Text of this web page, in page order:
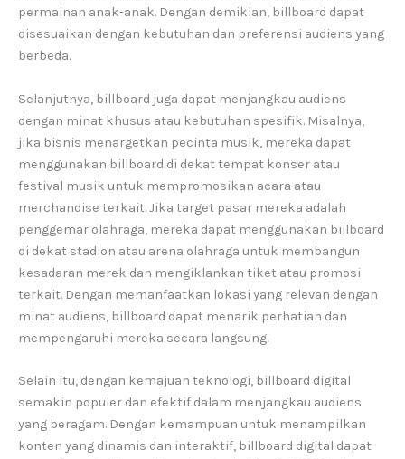
permainan anak-anak. Dengan demikian, billboard dapat
disesuaikan dengan kebutuhan dan preferensi audiens yang
berbeda.
Selanjutnya, billboard juga dapat menjangkau audiens
dengan minat khusus atau kebutuhan spesifik. Misalnya,
jika bisnis menargetkan pecinta musik, mereka dapat
menggunakan billboard di dekat tempat konser atau
festival musik untuk mempromosikan acara atau
merchandise terkait. Jika target pasar mereka adalah
penggemar olahraga, mereka dapat menggunakan billboard
di dekat stadion atau arena olahraga untuk membangun
kesadaran merek dan mengiklankan tiket atau promosi
terkait. Dengan memanfaatkan lokasi yang relevan dengan
minat audiens, billboard dapat menarik perhatian dan
mempengaruhi mereka secara langsung.
Selain itu, dengan kemajuan teknologi, billboard digital
semakin populer dan efektif dalam menjangkau audiens
yang beragam. Dengan kemampuan untuk menampilkan
konten yang dinamis dan interaktif, billboard digital dapat